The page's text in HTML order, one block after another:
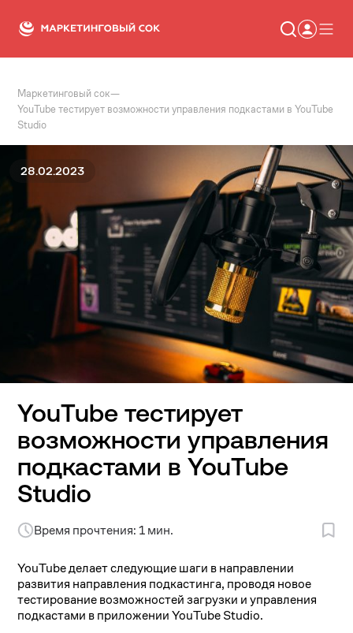
Статьи
Новости
Словарь
Консалтинг
Маркетинговый сок—
YouTube тестирует возможности управления подкастами в YouTube
Studio
28.02.2023
YouTube тестирует
возможности управления
подкастами в YouTube
Studio
Время прочтения: 1 мин.
YouTube делает следующие шаги в направлении
развития направления подкастинга, проводя новое
тестирование возможностей загрузки и управления
подкастами в приложении YouTube Studio.